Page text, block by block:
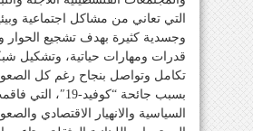
التي تعاني من مشاكل اجتماعية
وجسدية كثيرة بهدف تشجيع الحوار
قدرات ومهارات حياتية، وتشكيل
تكامل وتواصل بنجاح رغم كل
بسبب جائحة “كوفيد-
السياسية والانهيار الاقتصادي